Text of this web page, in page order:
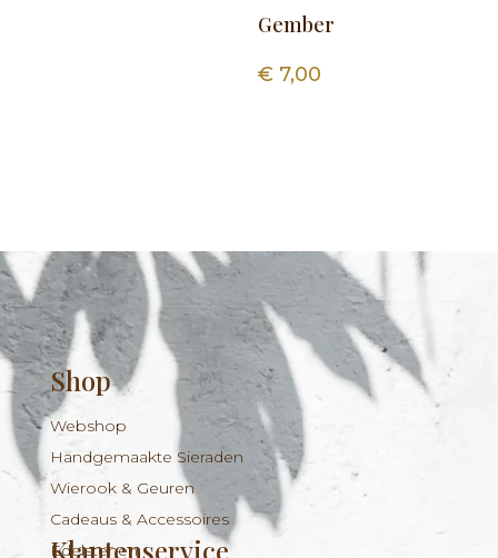
Gember
€ 7,00
Shop
Webshop
Handgemaakte Sieraden
Wierook & Geuren
Cadeaus & Accessoires
Edelstenen
Klantenservice